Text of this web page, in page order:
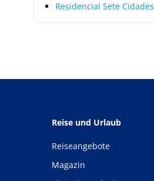
Residencial Sete Cidades
Reise und Urlaub
Reiseangebote
Magazin